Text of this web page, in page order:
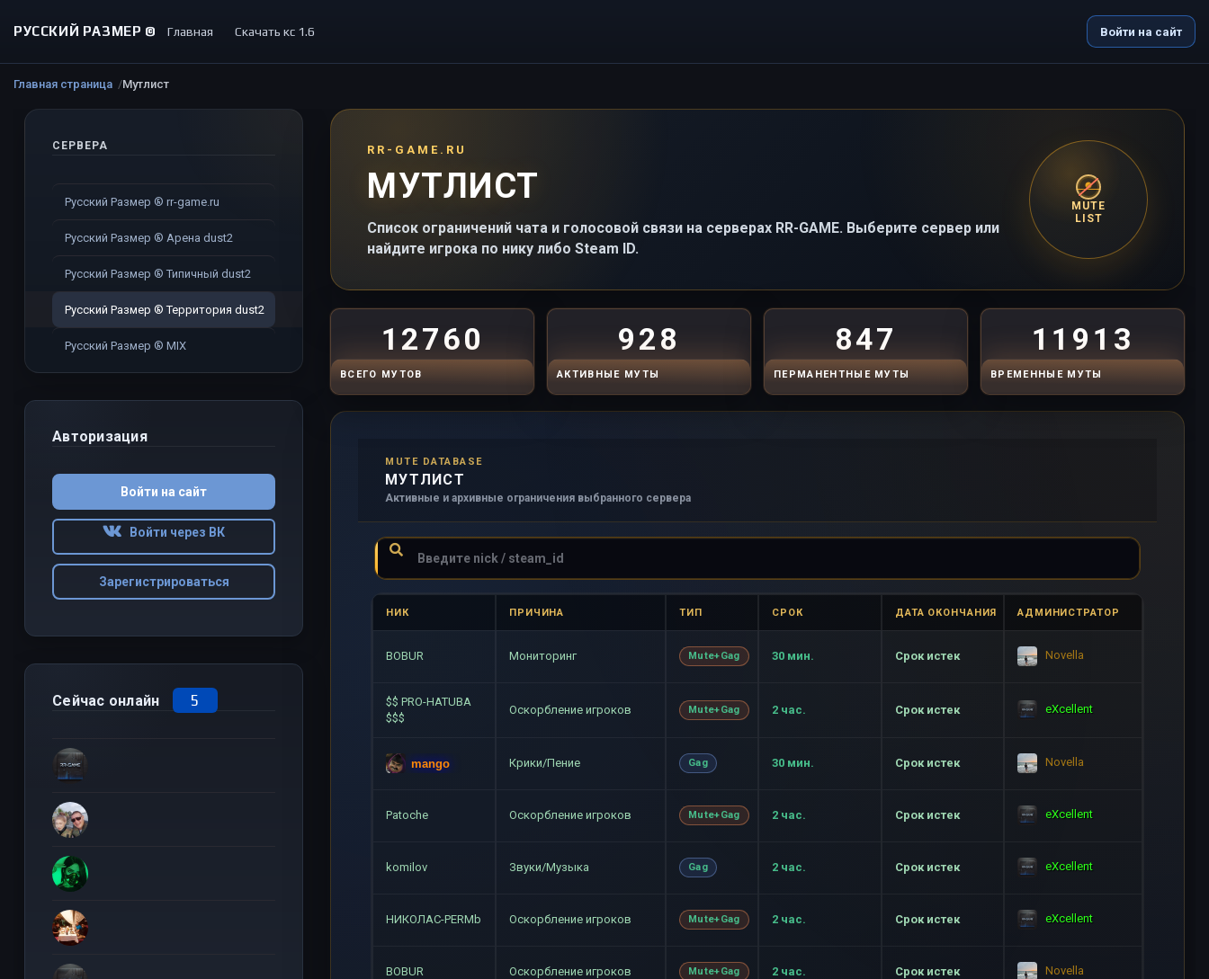
РУССКИЙ РАЗМЕР © Главная Скачать кс 1.6 Войти на сайт
Главная страница Мутлист
СЕРВЕРА
Русский Размер ® rr-game.ru
Русский Размер ® Арена dust2
Русский Размер ® Типичный dust2
Русский Размер ® Территория dust2
Русский Размер ® MIX
Авторизация
Войти на сайт
Войти через ВК
Зарегистрироваться
Сейчас онлайн 5
RR-GAME.RU
МУТЛИСТ
Список ограничений чата и голосовой связи на серверах RR-GAME. Выберите сервер или
найдите игрока по нику либо Steam ID.
MUTE
LIST
12760
ВСЕГО МУТОВ
928
АКТИВНЫЕ МУТЫ
847
ПЕРМАНЕНТНЫЕ МУТЫ
11913
ВРЕМЕННЫЕ МУТЫ
MUTE DATABASE
МУТЛИСТ
Активные и архивные ограничения выбранного сервера
НИК ПРИЧИНА ТИП СРОК ДАТА ОКОНЧАНИЯ АДМИНИСТРАТОР
BOBUR Мониторинг Mute+Gag 30 мин. Срок истек Novella
$$ PRO-HATUBA
$$$
Оскорбление игроков Mute+Gag 2 час. Срок истек eXcellent
mango Крики/Пение Gag 30 мин. Срок истек Novella
Patoche Оскорбление игроков Mute+Gag 2 час. Срок истек eXcellent
komilov Звуки/Музыка Gag 2 час. Срок истек eXcellent
НИКОЛАС-PERMb Оскорбление игроков Mute+Gag 2 час. Срок истек eXcellent
BOBUR Оскорбление игроков Mute+Gag 2 час. Срок истек Novella